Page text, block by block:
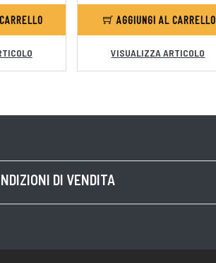
AGGIUNGI AL CARRELLO
VISUALIZZA ARTICOLO
DI VENDITA